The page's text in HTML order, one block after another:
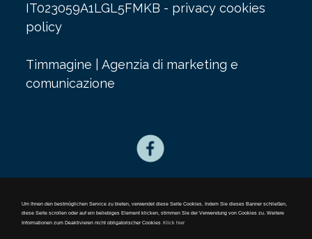
Um Ihnen den bestmöglichen Service zu bieten, verwendet diese Seite Cookies. Indem Sie dieses Banner schließen,
diese Seite scrollen oder auf ein beliebiges Element klicken, stimmen Sie der Verwendung von Cookies zu. Weitere
Informationen zum Deaktivieren nicht obligatorischer Cookies Klick hier
IT023059A1LGL5FMKB - privacy cookies
policy
Timmagine | Agenzia di marketing e
comunicazione